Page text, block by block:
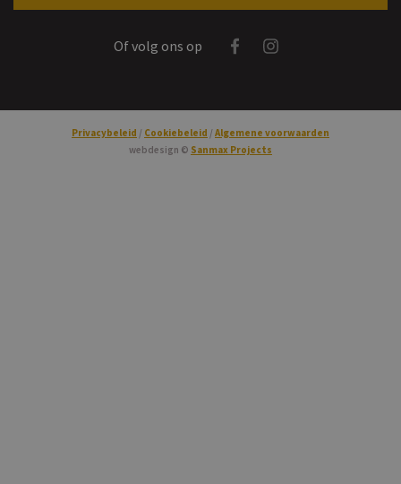
Of volg ons op Facebook
Privacybeleid Cookiebeleid
Algemene voorwaarden
webdesign © Sanmax Projects